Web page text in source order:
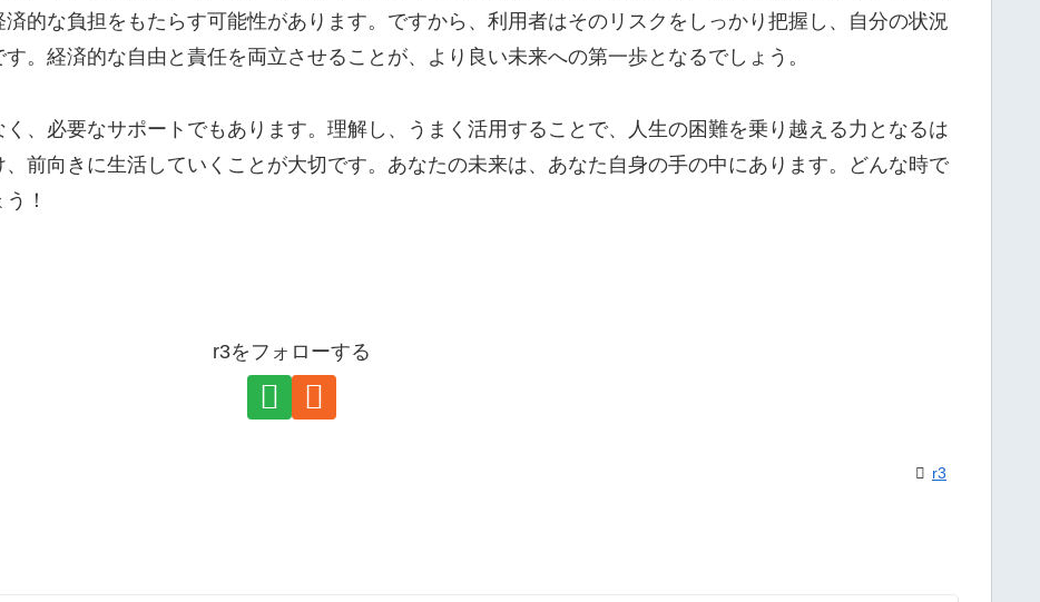
的な負担をもたらす可能性があります。ですから、利用者はそのリスクをしっかり把握し、自分の状況
。経済的な自由と責任を両立させることが、より良い未来への第一歩となるでしょう。
、必要なサポートでもあります。理解し、うまく活用することで、人生の困難を乗り越える力となるは
前向きに生活していくことが大切です。あなたの未来は、あなた自身の手の中にあります。どんな時で
！
r3をフォローする
r3